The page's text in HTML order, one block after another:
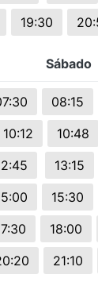
19:30
Sábado
08:15
10:12 10:48
13:15
15:30
18:00
21:10